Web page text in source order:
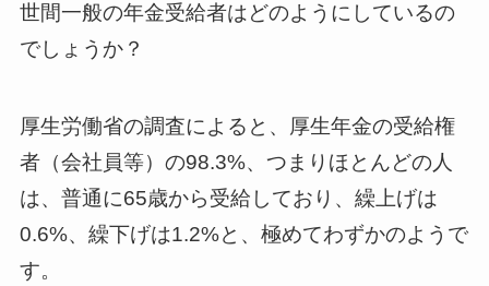
世間一般の年金受給者はどのようにしているの
でしょうか？
厚生労働省の調査によると、厚生年金の受給権
者（会社員等）の98.3%、つまりほとんどの人
は、普通に65歳から受給しており、繰上げは
0.6%、繰下げは1.2%と、極めてわずかのようで
す。